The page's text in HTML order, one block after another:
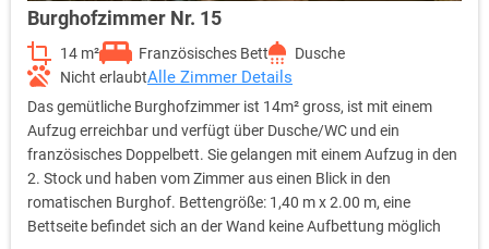
Burghofzimmer Nr. 15
14 m² Französisches Bett
Dusche
Nicht erlaubtAlle Zimmer Details
Das gemütliche Burghofzimmer ist 14m² gross, ist mit einem
Aufzug erreichbar und verfügt über Dusche/WC und ein
französisches Doppelbett. Sie gelangen mit einem Aufzug in den
2. Stock und haben vom Zimmer aus einen Blick in den
romatischen Burghof. Bettengröße: 1,40 m x 2.00 m, eine
Bettseite befindet sich an der Wand keine Aufbettung möglich